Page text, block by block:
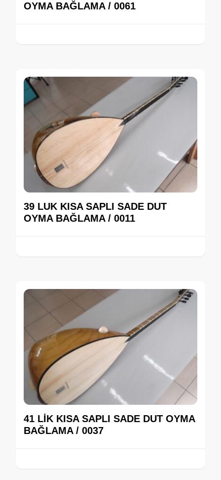
OYMA BAĞLAMA / 0061
39 LUK KISA SAPLI SADE DUT
OYMA BAĞLAMA / 0011
41 LİK KISA SAPLI SADE DUT OYMA
BAĞLAMA / 0037